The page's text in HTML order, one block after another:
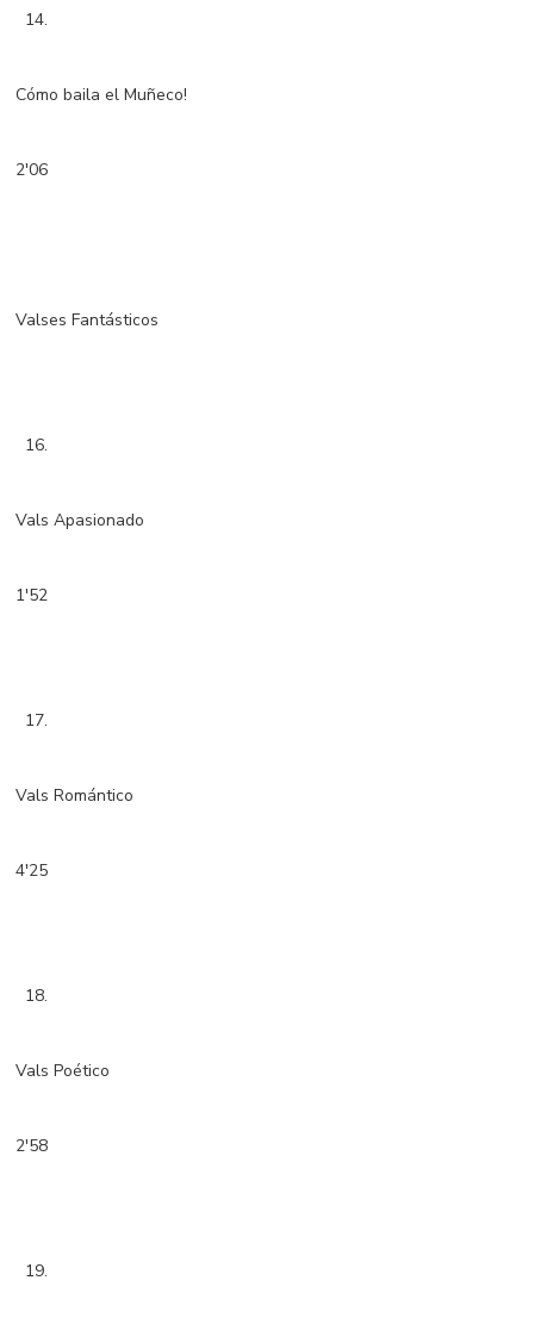
14.
Cómo baila el Muñeco!
2'06
Valses Fantásticos
16.
Vals Apasionado
1'52
17.
Vals Romántico
4'25
18.
Vals Poético
2'58
19.